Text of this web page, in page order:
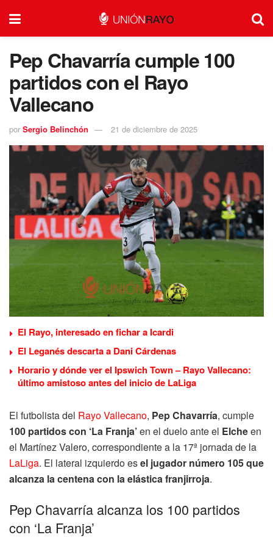
Pep Chavarría cumple 100
partidos con el Rayo
Vallecano
por Sergio Belinchón 21 de diciembre de 2025
El Rayo, interesado en fichar a Icardi
El Leganés descarta a Dani Cárdenas
Horario y dónde ver el Ipswich Town – Rayo Vallecano:
último amistoso antes del inicio de LaLiga
El futbolista del Rayo Vallecano, Pep Chavarría, cumple
100 partidos con ‘La Franja’en el duelo ante el Elcheen
el Martínez Valero, correspondiente a la 17ª jornada de la
LaLiga. El lateral izquierdo esel jugador número 105 que
alcanza la centena con la elástica franjirroja.
Pep Chavarría alcanza los 100 partidos
con ‘La Franja’